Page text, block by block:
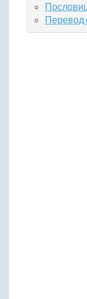
Перевод